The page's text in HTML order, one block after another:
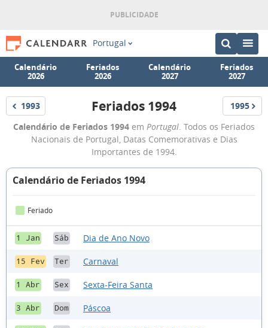
Portugal
Calendário
2026
Feriados
2026
Calendário
2027
Feriados
2027
Feriados
1993
Feriados
1994
Feriados 1994 Feriados
1995
Calendário de Feriados 1994 em Portugal. Todos os Feriados
Nacionais de Portugal, Datas Comemorativas e Dias
Importantes de 1994.
Calendário de Feriados 1994
Feriado
1 Jan Sáb Dia de Ano Novo
15 Fev Ter Carnaval
1 Abr Sex Sexta-Feira Santa
3 Abr Dom Páscoa